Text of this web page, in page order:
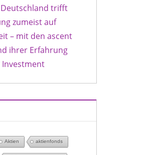
trifft
zumeist auf
– mit den ascent
ihrer Erfahrung
Aktien aktienfonds